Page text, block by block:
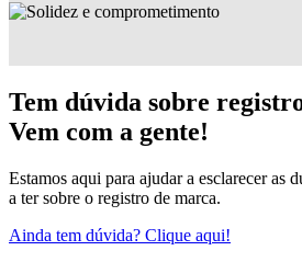
Tem dúvida sobre
Vem com a gente!
Estamos aqui para ajudar a esclarecer as
a ter sobre o registro de marca.
Ainda tem dúvida? Clique aqui!